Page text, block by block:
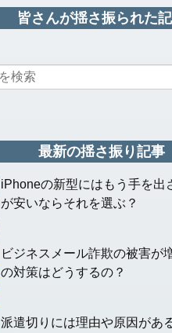
皆さんが揺さ振られた
最新の揺さ振り記事
iPhoneの新型にはもう手を出
が安いならそれを選ぶ？
ビジネスメール詐欺の被害が
の対策はどうするの？
派遣切りには理由や原因があ